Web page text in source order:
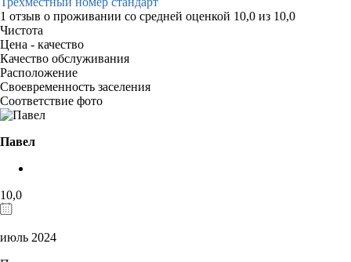
1 отзыв о проживании со средней оценкой 10,0 из 10,0
Чистота
Цена - качество
Качество обслуживания
Расположение
Своевременность заселения
Соответствие фото
Павел
10,0
июль 2024